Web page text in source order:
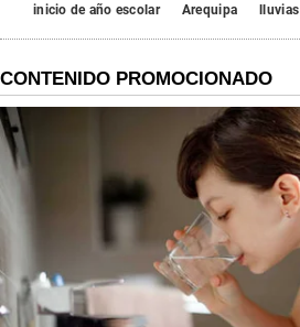
inicio de año escolar Arequipa lluvias